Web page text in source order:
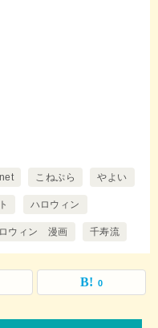
こねぷら やよい
ハロウィン
ウィン 漫画 千寿流
0